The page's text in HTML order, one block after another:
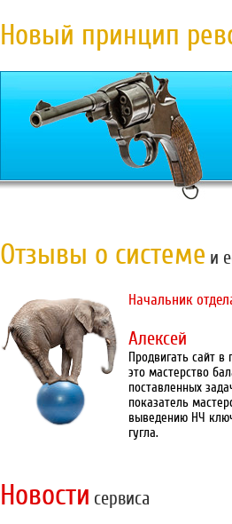
Новый принцип
Отзывы о системе и
Начальник
Алексей
Продвигать сайт в
это мастерство
поставленных
показатель
выведению НЧ
гугла.
Новости сервиса